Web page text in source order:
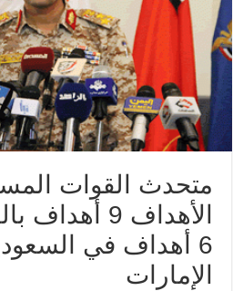
متحدث القوات
الأهداف 9
الإمارات